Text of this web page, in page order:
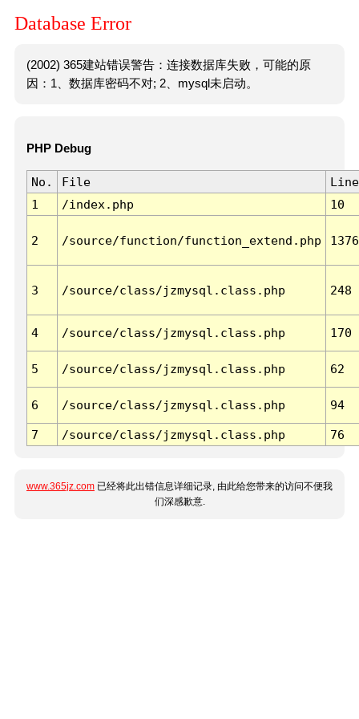
Database Error
(2002) 365建站错误警告：连接数据库失败，可能的原
因：1、数据库密码不对; 2、mysql未启动。
PHP Debug
No. File
Line
1
/index.php 10
2 /source/function/function_extend.php 1376
3 /source/class/jzmysql.class.php 248
4 /source/class/jzmysql.class.php 170
5 /source/class/jzmysql.class.php 62
6 /source/class/jzmysql.class.php 94
7 /source/class/jzmysql.class.php 76
www.365jz.com 已经将此出错信息详细记录, 由此给您带来的访问不便我
们深感歉意.